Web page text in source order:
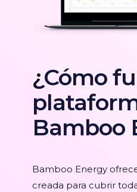
¿Cómo
Bamboo
Bamboo Energy
creada para cubrir